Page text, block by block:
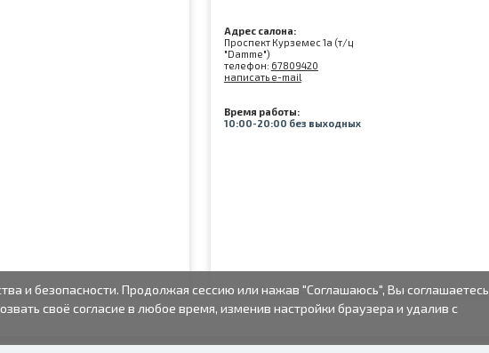
Адрес салона:
Проспект Курземес 1а (т/ц
"Damme")
телефон: 67809420
написать e-mail
Время работы:
10:00-20:00 без выходных
и безопасности. Продолжая сессию или нажав "Соглашаюсь", Вы соглашаетесь
своё согласие в любое время, изменив настройки браузера и удалив с